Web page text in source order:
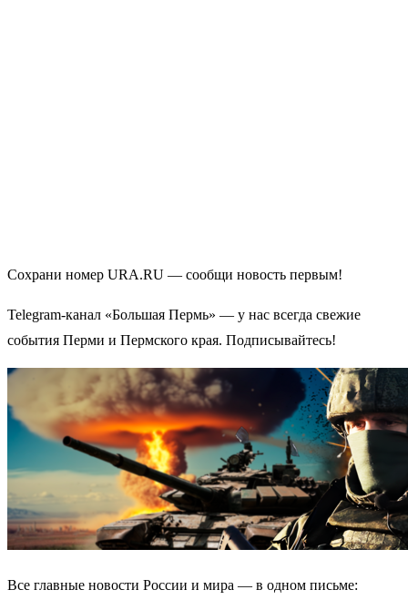
Сохрани номер URA.RU — сообщи новость первым!
Telegram-канал «Большая Пермь» — у нас всегда свежие
события Перми и Пермского края. Подписывайтесь!
Все главные новости России и мира — в одном письме: